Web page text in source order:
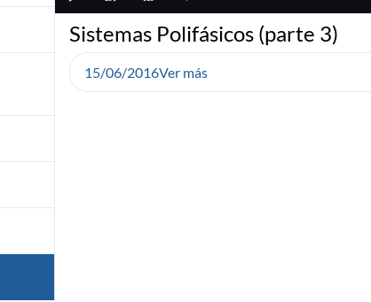
Sistemas Polifásicos (parte 3)
15/06/2016Ver más